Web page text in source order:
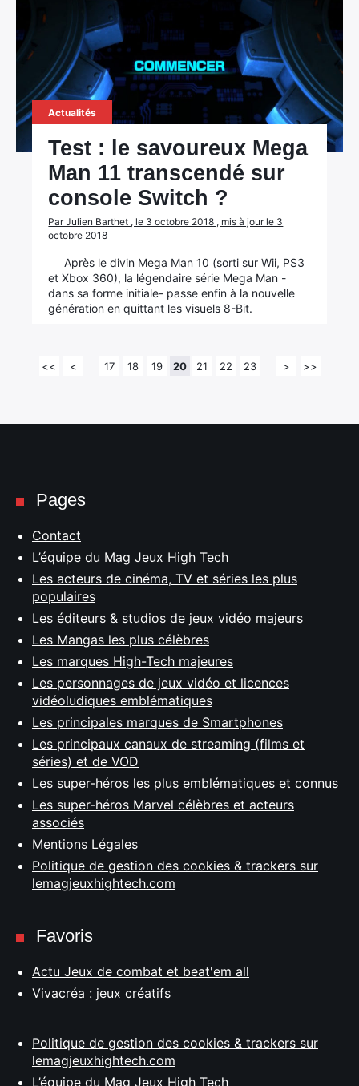
Actualités
Test : le savoureux Mega
Man 11 transcendé sur
console Switch ?
Par Julien Barthet , le 3 octobre 2018 , mis à jour le 3
octobre 2018
Après le divin Mega Man 10 (sorti sur Wii, PS3
et Xbox 360), la légendaire série Mega Man -
dans sa forme initiale- passe enfin à la nouvelle
génération en quittant les visuels 8-Bit.
<< < 17 18 19 20 21 22 23 > >>
Pages
Contact
L’équipe du Mag Jeux High Tech
Les acteurs de cinéma, TV et séries les plus
populaires
Les éditeurs & studios de jeux vidéo majeurs
Les Mangas les plus célèbres
Les marques High-Tech majeures
Les personnages de jeux vidéo et licences
vidéoludiques emblématiques
Les principales marques de Smartphones
Les principaux canaux de streaming (films et
séries) et de VOD
Les super-héros les plus emblématiques et connus
Les super-héros Marvel célèbres et acteurs
associés
Mentions Légales
Politique de gestion des cookies & trackers sur
lemagjeuxhightech.com
Favoris
Actu Jeux de combat et beat'em all
Vivacréa : jeux créatifs
Politique de gestion des cookies & trackers sur
lemagjeuxhightech.com
L’équipe du Mag Jeux High Tech